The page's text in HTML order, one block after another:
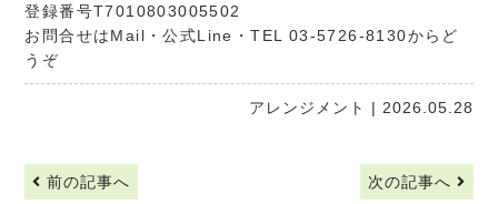
登録番号T7010803005502
お問合せはMail ・公式Line ・TEL 03-5726-8130からど
うぞ
アレンジメント | 2026.05.28
前の記事へ 次の記事へ